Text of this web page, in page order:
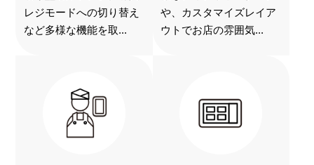
レジモードへの切り替え
など多様な機能を取...
や、カスタマイズレイア
ウトでお店の雰囲気...